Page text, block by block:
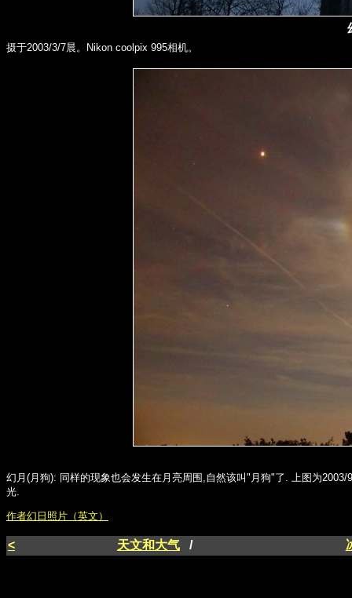
摄于2003/3/7晨。Nikon coolpix 995相机。
幻月(月狗): 同样的现象也会发生在月亮周围,自然该叫"月狗"了. 上图为
光.
作者幻日照片（英文）
< 天文和大气 /